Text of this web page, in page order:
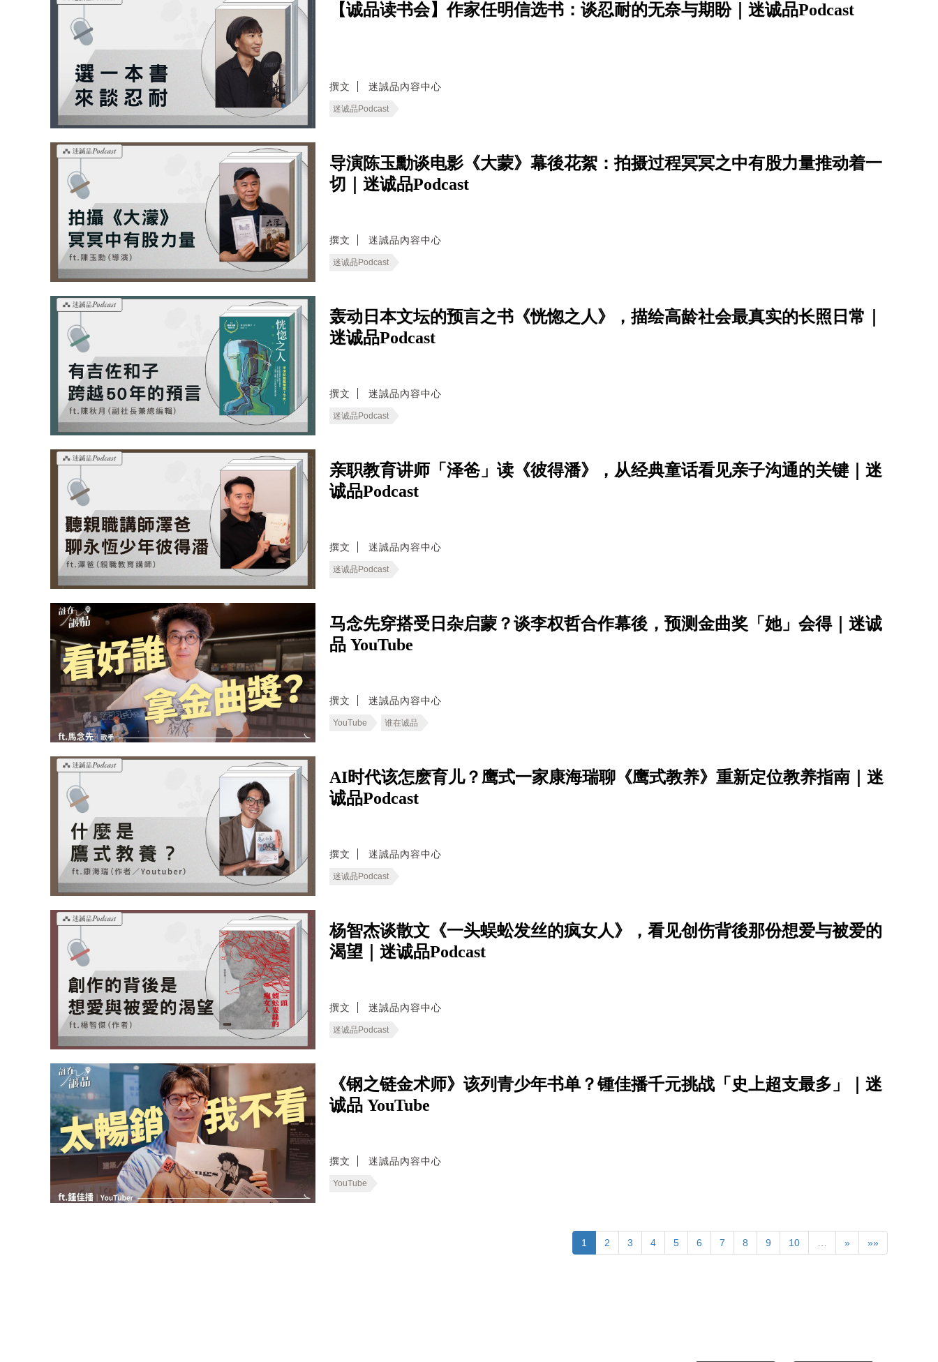
【诚品读书会】作家任明信选书：谈忍耐的无奈与期盼｜迷诚品Podcast
撰文 迷誠品內容中心
迷诚品Podcast
导演陈玉勳谈电影《大蒙》幕後花絮：拍摄过程冥冥之中有股力量推动着一
切｜迷诚品Podcast
撰文 迷誠品內容中心
迷诚品Podcast
轰动日本文坛的预言之书《恍惚之人》，描绘高龄社会最真实的长照日常｜
迷诚品Podcast
撰文 迷誠品內容中心
迷诚品Podcast
亲职教育讲师「泽爸」读《彼得潘》，从经典童话看见亲子沟通的关键｜迷
诚品Podcast
撰文 迷誠品內容中心
迷诚品Podcast
马念先穿搭受日杂启蒙？谈李权哲合作幕後，预测金曲奖「她」会得｜迷诚
品 YouTube
撰文 迷誠品內容中心
YouTube 谁在诚品
AI时代该怎麽育儿？鹰式一家康海瑞聊《鹰式教养》重新定位教养指南｜迷
诚品Podcast
撰文 迷誠品內容中心
迷诚品Podcast
杨智杰谈散文《一头蜈蚣发丝的疯女人》，看见创伤背後那份想爱与被爱的
渴望｜迷诚品Podcast
撰文 迷誠品內容中心
迷诚品Podcast
《钢之链金术师》该列青少年书单？锺佳播千元挑战「史上超支最多」｜迷
诚品 YouTube
撰文 迷誠品內容中心
YouTube
1 2 3 4 5 6 7 8 9 10 … » »»